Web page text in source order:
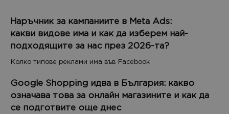
Наръчник за кампаниите в Meta Ads:
какви видове има и как да изберем най-
подходящите за нас през 2026-та?
Колко типове реклами има във Facebook
Google Shopping идва в България: какво
означава това за онлайн магазините и как да
се подготвите още днес